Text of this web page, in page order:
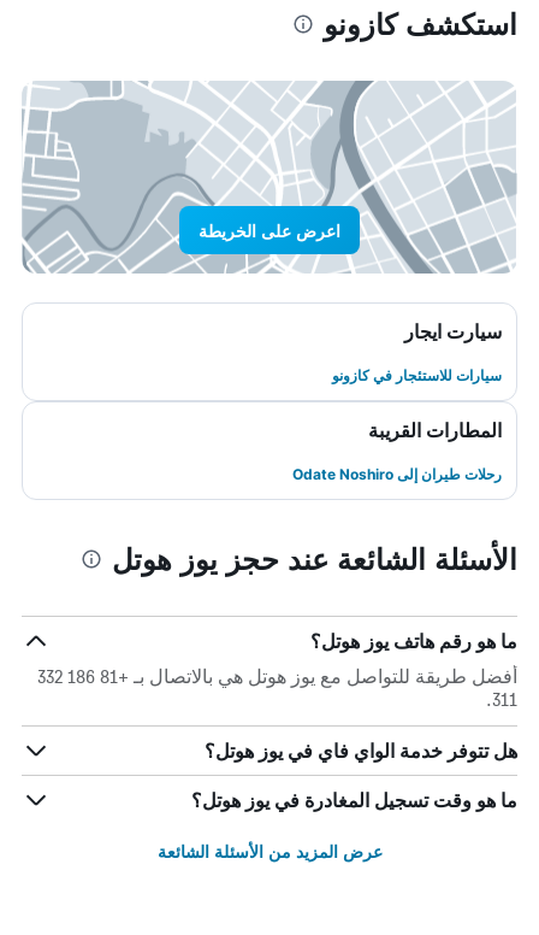
استكشف كازونو
اعرض على الخريطة
سيارت ايجار
سيارات للاستئجار في كازونو
المطارات القريبة
رحلات طيران إلى Odate Noshiro
الأسئلة الشائعة عند حجز يوز هوتل
ما هو رقم هاتف يوز هوتل؟
أفضل طريقة للتواصل مع يوز هوتل هي بالاتصال بـ +81 186 332
311.
هل تتوفر خدمة الواي فاي في يوز هوتل؟
ما هو وقت تسجيل المغادرة في يوز هوتل؟
عرض المزيد من الأسئلة الشائعة